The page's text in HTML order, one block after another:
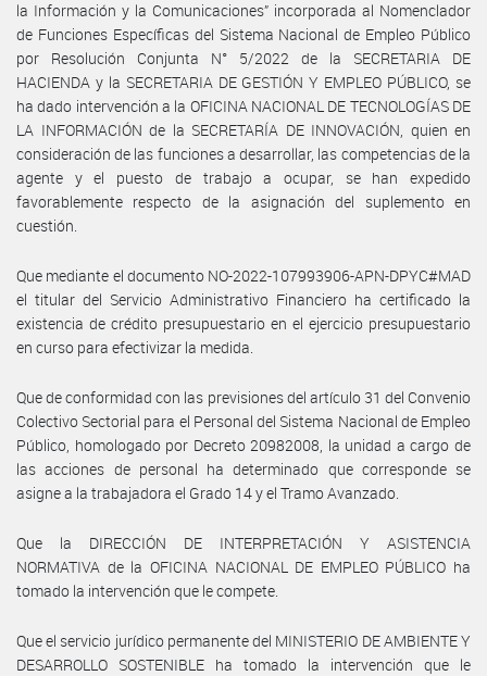
la Información y la Comunicaciones” incorporada al Nomenclador
de Funciones Específicas del Sistema Nacional de Empleo Público
por Resolución Conjunta N° 5/2022 de la SECRETARIA DE
HACIENDA y la SECRETARIA DE GESTIÓN Y EMPLEO PÚBLICO, se
ha dado intervención a la OFICINA NACIONAL DE TECNOLOGÍAS DE
LA INFORMACIÓN de la SECRETARÍA DE INNOVACIÓN, quien en
consideración de las funciones a desarrollar, las competencias de la
agente y el puesto de trabajo a ocupar, se han expedido
favorablemente respecto de la asignación del suplemento en
cuestión.
Que mediante el documento NO-2022-107993906-APN-DPYC#MAD
el titular del Servicio Administrativo Financiero ha certificado la
existencia de crédito presupuestario en el ejercicio presupuestario
en curso para efectivizar la medida.
Que de conformidad con las previsiones del artículo 31 del Convenio
Colectivo Sectorial para el Personal del Sistema Nacional de Empleo
Público, homologado por Decreto 20982008, la unidad a cargo de
las acciones de personal ha determinado que corresponde se
asigne a la trabajadora el Grado 14 y el Tramo Avanzado.
Que la DIRECCIÓN DE INTERPRETACIÓN Y ASISTENCIA
NORMATIVA de la OFICINA NACIONAL DE EMPLEO PÚBLICO ha
tomado la intervención que le compete.
Que el servicio jurídico permanente del MINISTERIO DE AMBIENTE Y
DESARROLLO SOSTENIBLE ha tomado la intervención que le